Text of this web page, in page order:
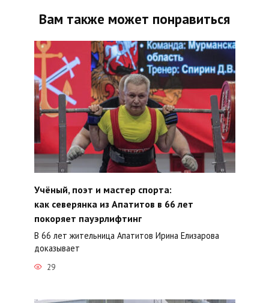
Вам также может понравиться
Учёный, поэт и мастер спорта:
как северянка из Апатитов в 66 лет
покоряет пауэрлифтинг
В 66 лет жительница Апатитов Ирина Елизарова
доказывает
29